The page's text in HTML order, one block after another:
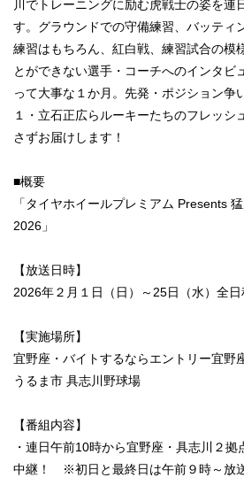
川でトレーニングに励む虎戦士の姿を連
す。グラウンドでの守備練習、バッティ
練習はもちろん、紅白戦、練習試合の模
とができない選手・コーチへのインタビ
って大事な１か月。先発・ポジション争
１・立石正広らルーキーたちのフレッシ
さずお届けします！
■概要
「タイヤホイールプレミアム Presents
2026」
【放送日時】
2026年２月１日（日）～25日（水）全
【実施場所】
宜野座・バイトするならエントリー宜野
うるま市 具志川野球場
【番組内容】
・ 連日午前10時から宜野座・具志川２拠
中継！
※初日と最終日は午前９時～放